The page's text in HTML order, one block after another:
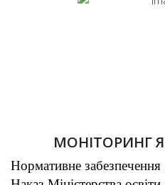
МОНІТОРИНГ
Нормативне забезпечення